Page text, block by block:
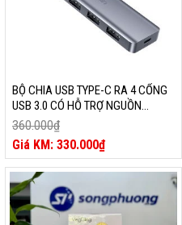
BỘ CHIA USB TYPE-C RA 4 CỔNG
USB 3.0 CÓ HỖ TRỢ NGUỒN
UGREEN 70336
360.000₫
Giá
gốc
là:
360.000₫.
330.000₫
Giá
hiện
tại
là:
330.000₫.